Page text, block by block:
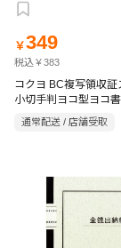
￥349
税込￥383
コクヨ BC複写領収
小切手判ヨコ型ヨコ
通常配送 / 店舗受取